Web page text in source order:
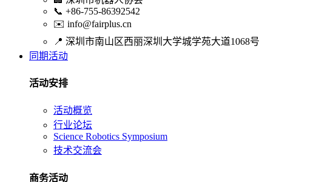
📞 +86-755-86392542
✉️ info@fairplus.cn
📍 深圳市南山区西丽深圳大学城学苑大道1068号
同期活动
活动安排
活动概览
行业论坛
Science Robotics Symposium
技术交流会
商务活动